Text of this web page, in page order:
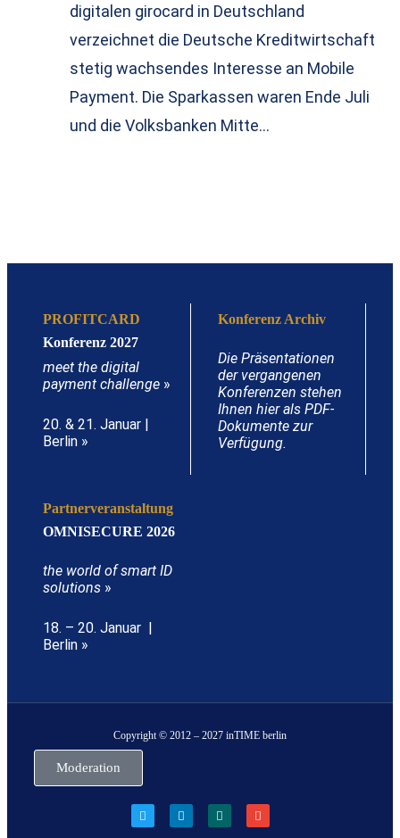
digitalen girocard in Deutschland
verzeichnet die Deutsche Kreditwirtschaft
stetig wachsendes Interesse an Mobile
Payment. Die Sparkassen waren Ende Juli
und die Volksbanken Mitte…
PROFITCARD
Konferenz 2027
meet the digital
payment challenge »
20. & 21. Januar |
Berlin »
Konferenz Archiv
Die Präsentationen
der vergangenen
Konferenzen stehen
Ihnen hier als PDF-
Dokumente zur
Verfügung.
Partnerveranstaltung
OMNISECURE 2026
the world of smart ID
solutions »
18. – 20. Januar |
Berlin »
Copyright © 2012 – 2027 inTIME berlin
Moderation